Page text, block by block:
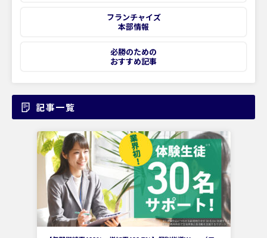
フランチャイズ
本部情報
必勝のための
おすすめ記事
記事一覧